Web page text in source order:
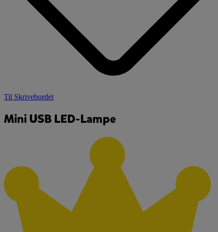
Til Skrivebordet
Mini USB LED-Lampe